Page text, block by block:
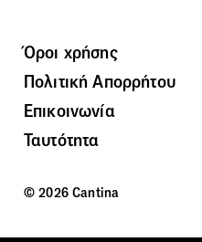
Όροι χρήσης
Πολιτική Απορρήτου
Επικοινωνία
Ταυτότητα
© 2026 Cantina